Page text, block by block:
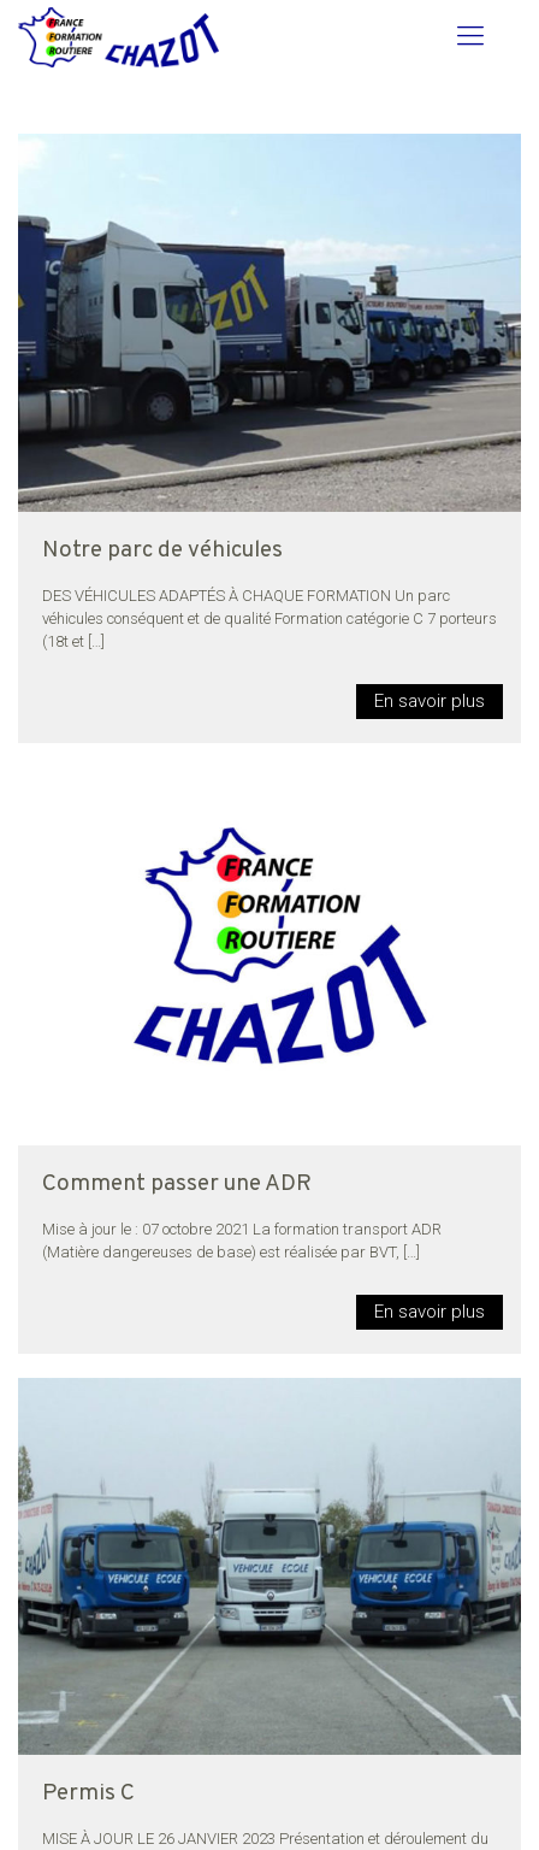
Notre parc de véhicules
DES VÉHICULES ADAPTÉS À CHAQUE FORMATION Un parc
véhicules conséquent et de qualité Formation catégorie C 7 porteurs
(18t et
En savoir plus
Comment passer une ADR
Mise à jour le : 07 octobre 2021 La formation transport ADR
(Matière dangereuses de base) est réalisée par BVT, […]
En savoir plus
Permis C
MISE À JOUR LE 26 JANVIER 2023 Présentation et déroulement du